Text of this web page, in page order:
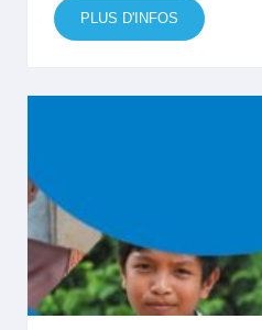
PLUS D'INFOS